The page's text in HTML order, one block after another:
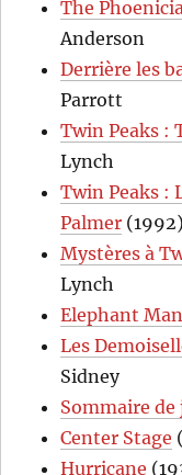
The
Anderson
Derrière les
Parrott
Twin Peaks :
Lynch
Twin Peaks :
Palmer
Mystères à
Lynch
Elephant Man
Les
Sidney
Sommaire
Center Stage
Hurricane